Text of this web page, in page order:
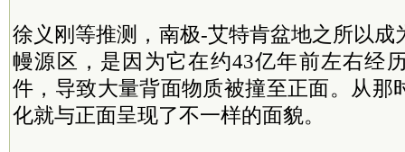
徐义刚等推测，南极-艾特肯盆地之所以成
幔源区，是因为它在约43亿年前左右经
件，导致大量背面物质被撞至正面。从那
化就与正面呈现了不一样的面貌。